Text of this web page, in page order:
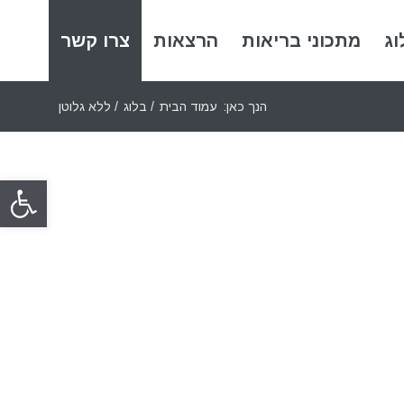
מתכוני בריאות הרצאות צרו קשר
הנך כאן: עמוד הבית / בלוג / ללא גלוטן
פתח